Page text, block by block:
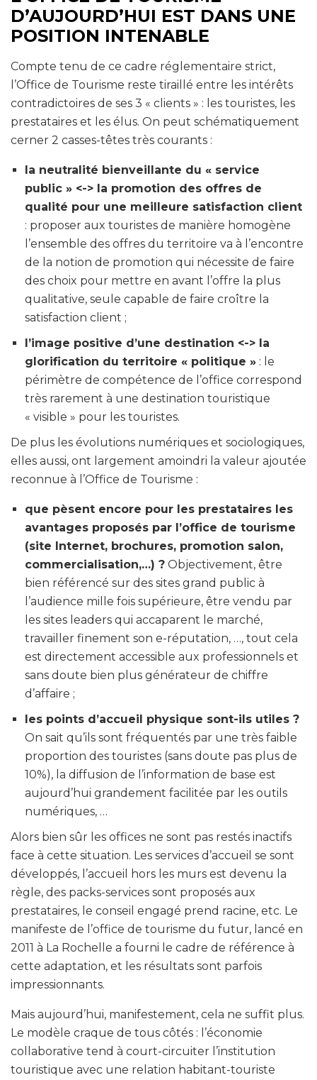
D’AUJOURD’HUI EST DANS UNE
POSITION INTENABLE
Compte tenu de ce cadre réglementaire strict,
l’Office de Tourisme reste tiraillé entre les intérêts
contradictoires de ses 3 « clients » : les touristes, les
prestataires et les élus. On peut schématiquement
cerner 2 casses-têtes très courants :
la neutralité bienveillante du « service
public » <-> la promotion des offres de
qualité pour une meilleure satisfaction client
: proposer aux touristes de manière homogène
l’ensemble des offres du territoire va à l’encontre
de la notion de promotion qui nécessite de faire
des choix pour mettre en avant l’offre la plus
qualitative, seule capable de faire croître la
satisfaction client ;
l’image positive d’une destination <-> la
glorification du territoire « politique » : le
périmètre de compétence de l’office correspond
très rarement à une destination touristique
« visible » pour les touristes.
De plus les évolutions numériques et sociologiques,
elles aussi, ont largement amoindri la valeur ajoutée
reconnue à l’Office de Tourisme :
que pèsent encore pour les prestataires les
avantages proposés par l’office de tourisme
(site Internet, brochures, promotion salon,
commercialisation,…) ? Objectivement, être
bien référencé sur des sites grand public à
l’audience mille fois supérieure, être vendu par
les sites leaders qui accaparent le marché,
travailler finement son e-réputation, …, tout cela
est directement accessible aux professionnels et
sans doute bien plus générateur de chiffre
d’affaire ;
les points d’accueil physique sont-ils utiles ?
On sait qu’ils sont fréquentés par une très faible
proportion des touristes (sans doute pas plus de
10%), la diffusion de l’information de base est
aujourd’hui grandement facilitée par les outils
numériques, …
Alors bien sûr les offices ne sont pas restés inactifs
face à cette situation. Les services d’accueil se sont
développés, l’accueil hors les murs est devenu la
règle, des packs-services sont proposés aux
prestataires, le conseil engagé prend racine, etc. Le
manifeste de l’office de tourisme du futur, lancé en
2011 à La Rochelle a fourni le cadre de référence à
cette adaptation, et les résultats sont parfois
impressionnants.
Mais aujourd’hui, manifestement, cela ne suffit plus.
Le modèle craque de tous côtés : l’économie
collaborative tend à court-circuiter l’institution
touristique avec une relation habitant-touriste